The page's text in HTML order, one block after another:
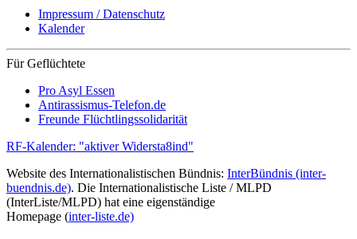
Impressum / Datenschutz
Kalender
Für Geflüchtete
Pro Asyl Essen
Antirassismus-Telefon.de
Freunde Flüchtlingssolidarität
RF-Kalender: "aktiver Widersta8ind"
Website des Internationalistischen Bündnis: InterBündnis (inter-
buendnis.de). Die Internationalistische Liste / MLPD
(InterListe/MLPD) hat eine eigenständige
Homepage (inter-liste.de)